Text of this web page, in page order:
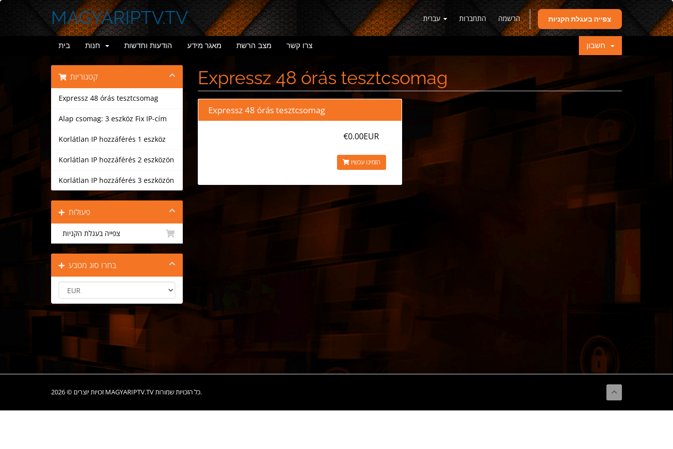
עברית התחברות הרשמה צפייה בעגלת הקניות MAGYARIPTV.TV
בית הודעות וחדשות מאגר מידע מצב הרשת צרו קשר
קטגוריות
Expressz 48 órás tesztcsomag
Alap csomag: 3 eszköz Fix IP-cím
Korlátlan IP hozzáférés 1 eszköz
Korlátlan IP hozzáférés 2 eszközön
Korlátlan IP hozzáférés 3 eszközön
פעולות
צפייה בעגלת הקניות
בחרו סוג מטבע
Expressz 48 órás tesztcsomag
Expressz 48 órás tesztcsomag
€0.00EUR
הזמינו עכשיו
זכויות יוצרים © 2026 MAGYARIPTV.TV כל הזכויות שמורות.